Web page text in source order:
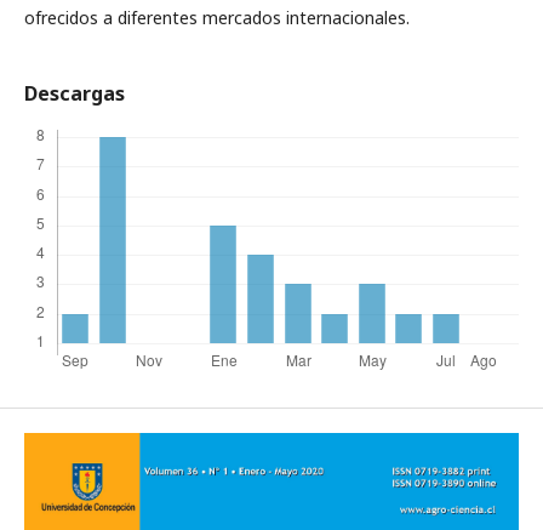
ofrecidos a diferentes mercados internacionales.
Descargas